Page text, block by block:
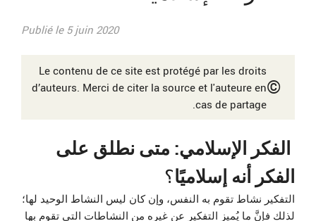
Publié le 5 juin 2020
©
Le contenu de ce site est protégé par les droits
d’auteurs. Merci de citer la source et l'auteure en
cas de partage.
الفكر الإسلامي: متى نطلق على
الفكر أنه إسلاميًا؟
التفكير نشاط تقوم به النفس، وإن كان ليس النشاط الوحيد لها؛
لذلك فإنَّ ما يُميز التفكير عن غيره من النشاطات التي تقوم بها